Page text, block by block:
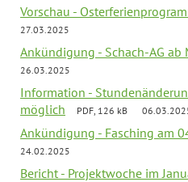
Vorschau -
27.03.2025
Ankündigung - Schach-AG ab
26.03.2025
Information -
möglich
PDF, 126 kB
Ankündigung - Fasching am
24.02.2025
Bericht - Projektwoche im